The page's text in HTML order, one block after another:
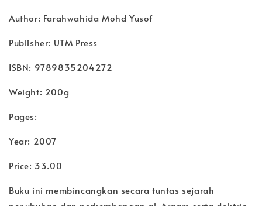
Author: Farahwahida Mohd Yusof
Publisher: UTM Press
ISBN: 9789835204272
Weight: 200g
Pages:
Year: 2007
Price: 33.00
Buku ini membincangkan secara tuntas sejarah